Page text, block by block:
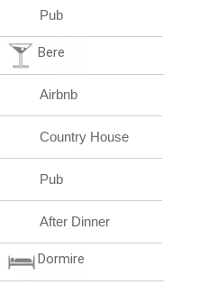
Pub
Bere
Airbnb
Country House
Pub
After Dinner
Dormire